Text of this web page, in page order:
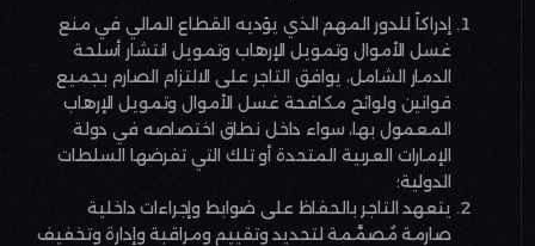
إدراكاً للدور المهم الذي يؤديه القطاع المالي في منع
غسل الأموال وتمويل الإرهاب وتمويل انتشار أسلحة
الدمار الشامل، يوافق التاجر على الالتزام الصارم بجميع
قوانين ولوائح مكافحة غسل الأموال وتمويل الإرهاب
المعمول بها، سواء داخل نطاق اختصاصه في دولة
الإمارات العربية المتحدة أو تلك التي تفرضها السلطات
الدولية؛
يتعهد التاجر بالحفاظ على ضوابط وإجراءات داخلية
صارمة مُصمَّمة لتحديد وتقييم ومراقبة وإدارة وتخفيف